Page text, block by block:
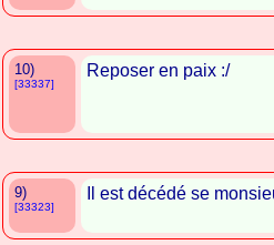
10)
[33337]
Reposer en paix :/
9)
[33323]
Il est décédé se